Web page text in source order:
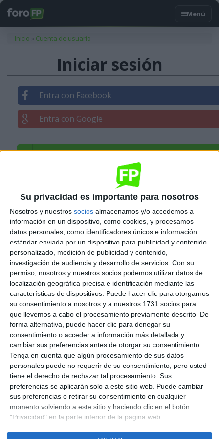
Su privacidad es importante para nosotros
Nosotros y nuestros socios almacenamos y/o accedemos a
información en un dispositivo, como cookies, y procesamos
datos personales, como identificadores únicos e información
estándar enviada por un dispositivo para publicidad y contenido
personalizado, medición de publicidad y contenido,
investigación de audiencia y desarrollo de servicios. Con su
permiso, nosotros y nuestros socios podemos utilizar datos de
localización geográfica precisa e identificación mediante las
características de dispositivos. Puede hacer clic para otorgarnos
su consentimiento a nosotros y a nuestros 1731 socios para
que llevemos a cabo el procesamiento previamente descrito. De
forma alternativa, puede hacer clic para denegar su
consentimiento o acceder a información más detallada y
cambiar sus preferencias antes de otorgar su consentimiento.
Tenga en cuenta que algún procesamiento de sus datos
personales puede no requerir de su consentimiento, pero usted
tiene el derecho de rechazar tal procesamiento. Sus
preferencias se aplicarán solo a este sitio web. Puede cambiar
sus preferencias o retirar su consentimiento en cualquier
momento volviendo a este sitio y haciendo clic en el botón
"Privacidad" en la parte inferior de la página web.
Usted está aquí
Inicio » Cuenta de usuario
Iniciar sesión
Entra con Facebook
Entra con Google
Entrar con tu correo
Contáctanos
Diego de León 47, 28006 Madrid
Phone:+34 91 593 2767
Email: info@forofp.es
Información legal
Aviso legal
Política de privacidad
Condiciones generales de contratación
Política de cookies